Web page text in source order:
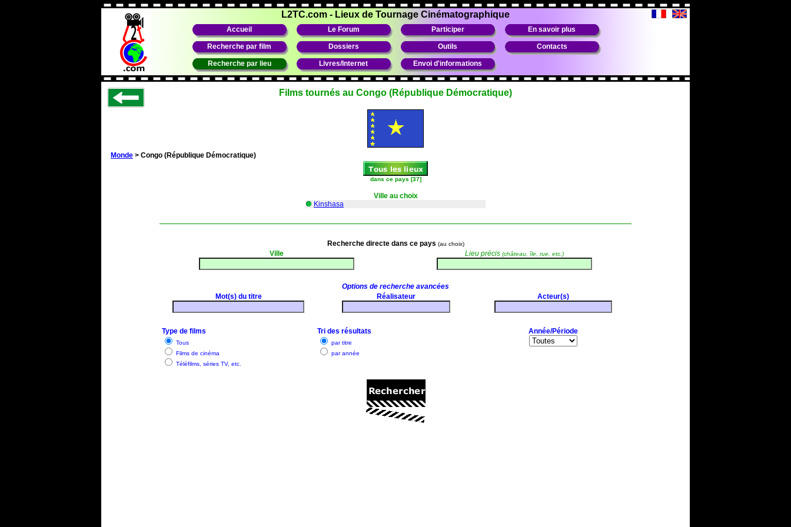
L2TC.com - Lieux de Tournage Cinématographique
Accueil Le Forum Participer En savoir plus
Recherche par film Dossiers Outils Contacts
Recherche par lieu Livres/Internet Envoi d'informations
Films tournés au Congo (République Démocratique)
Monde > Congo (République Démocratique)
dans ce pays [37]
Ville au choix
Kinshasa
Recherche directedans ce pays (au choix)
Ville Lieu précis (château, île, rue, etc.)
Options de recherche avancées
Mot(s) du titre
Réalisateur Acteur(s)
Type de films
Tous
Films de cinéma
Téléfilms, séries TV, etc.
Tri des résultats
par titre
par année
Année/Période